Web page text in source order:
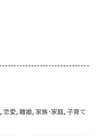
恋愛 離婚 家族･家庭 子育て